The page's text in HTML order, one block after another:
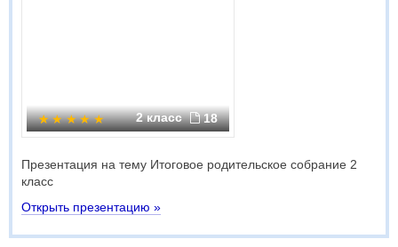
2 класс 18
Презентация на тему Итоговое родительское собрание 2
класс
Открыть презентацию »